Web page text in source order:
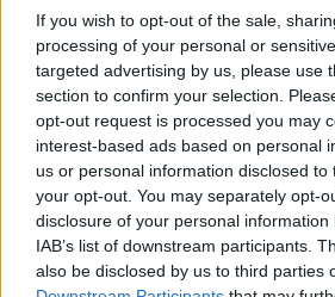
If you wish to opt-out of the sale,
processing of your personal or
targeted advertising by us, please use
section to confirm your selection.
opt-out request is processed you may
interest-based ads based on personal
us or personal information disclosed
your opt-out. You may separately opt-
disclosure of your personal
IAB’s list of downstream participants.
also be disclosed by us to third parties
Annons:
Otäck olycka på E22 –
skadade mannen
BLÅLJUS 03 augusti 2026 11.35